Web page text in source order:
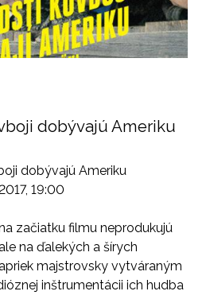
dobývajú Ameriku
dobývajú Ameriku
19:00
začiatku filmu neprodukujú
na ďalekých a šírych
majstrovsky vytváraným
inštrumentácii ich hudba